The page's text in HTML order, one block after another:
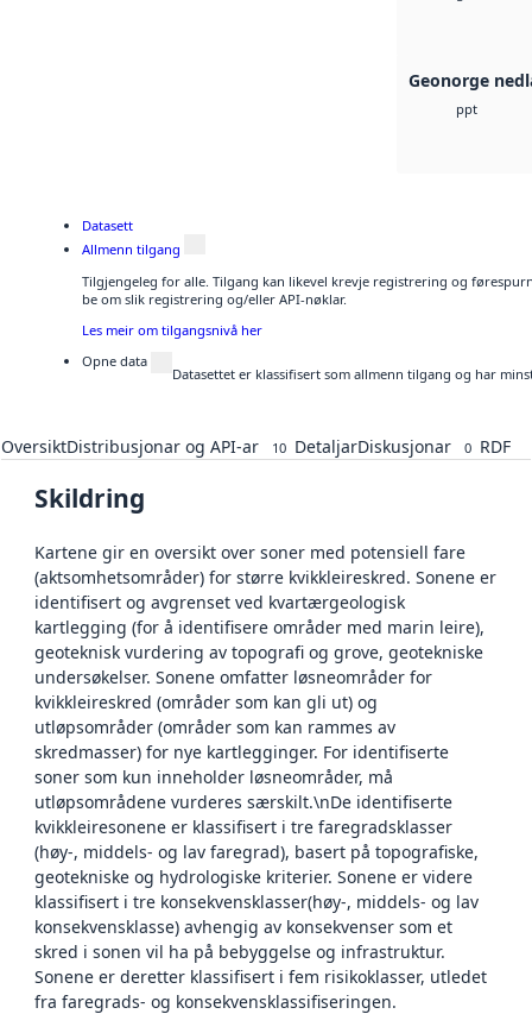
Geonorge
ppt
Datasett
Allmenn tilgang
Tilgjengeleg for alle. Tilgang kan likevel krevje registrering og
be om slik registrering og/eller API-nøklar.
Les meir om tilgangsnivå her
Opne data
Datasettet er klassifisert som allmenn tilgang og har
OversiktDistribusjonar og API-ar 10 DetaljarDiskusjonar 0 RDF
Skildring
Kartene gir en oversikt over soner med potensiell fare
(aktsomhetsområder) for større kvikkleireskred. Sonene er
identifisert og avgrenset ved kvartærgeologisk
kartlegging (for å identifisere områder med marin leire),
geoteknisk vurdering av topografi og grove, geotekniske
undersøkelser. Sonene omfatter løsneområder for
kvikkleireskred (områder som kan gli ut) og
utløpsområder (områder som kan rammes av
skredmasser) for nye kartlegginger. For identifiserte
soner som kun inneholder løsneområder, må
utløpsområdene vurderes særskilt.\nDe identifiserte
kvikkleiresonene er klassifisert i tre faregradsklasser
(høy-, middels- og lav faregrad), basert på topografiske,
geotekniske og hydrologiske kriterier. Sonene er videre
klassifisert i tre konsekvensklasser(høy-, middels- og lav
konsekvensklasse) avhengig av konsekvenser som et
skred i sonen vil ha på bebyggelse og infrastruktur.
Sonene er deretter klassifisert i fem risikoklasser, utledet
fra faregrads- og konsekvensklassifiseringen.